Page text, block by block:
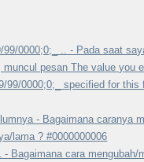
99/0000;0;_ .. - Pada saat
muncul pesan The value you
99/0000;0;_ specified for this
- Bagaimana caranya
lama ? #0000000006
- Bagaimana cara mengubah/